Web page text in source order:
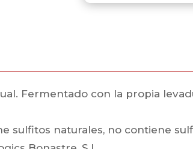
Fermentado con la propia
sulfitos naturales, no contiene